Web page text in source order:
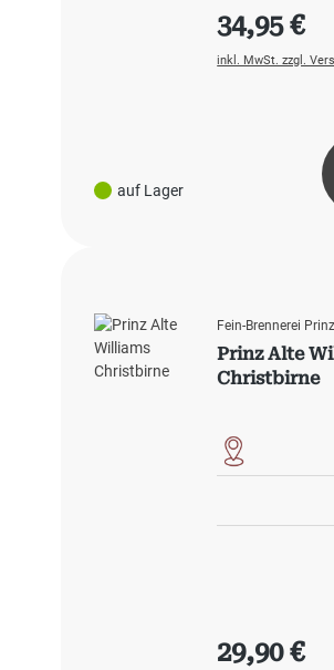
auf Lager
Regulärer
34,95 €
inkl. MwSt. zzgl.
Fein-Brennerei Prinz
Prinz Alte
Christbirne
Regulärer
29,90 €